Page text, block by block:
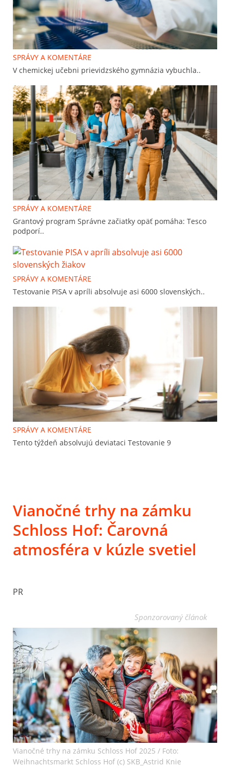
SPRÁVY A KOMENTÁRE
V chemickej učebni prievidzského gymnázia vybuchla..
SPRÁVY A KOMENTÁRE
Grantový program Správne začiatky opäť pomáha: Tesco
podporí..
SPRÁVY A KOMENTÁRE
Testovanie PISA v apríli absolvuje asi 6000 slovenských..
SPRÁVY A KOMENTÁRE
Tento týždeň absolvujú deviataci Testovanie 9
Vianočné trhy na zámku
Schloss Hof: Čarovná
atmosféra v kúzle svetiel
PR
Sponzorovaný článok
Vianočné trhy na zámku Schloss Hof 2025 / Foto:
Weihnachtsmarkt Schloss Hof (c) SKB_Astrid Knie